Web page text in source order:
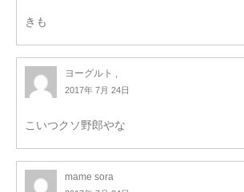
きも
ヨーグルト ,
2017年 7月 24日
こいつクソ野郎やな
mame sora